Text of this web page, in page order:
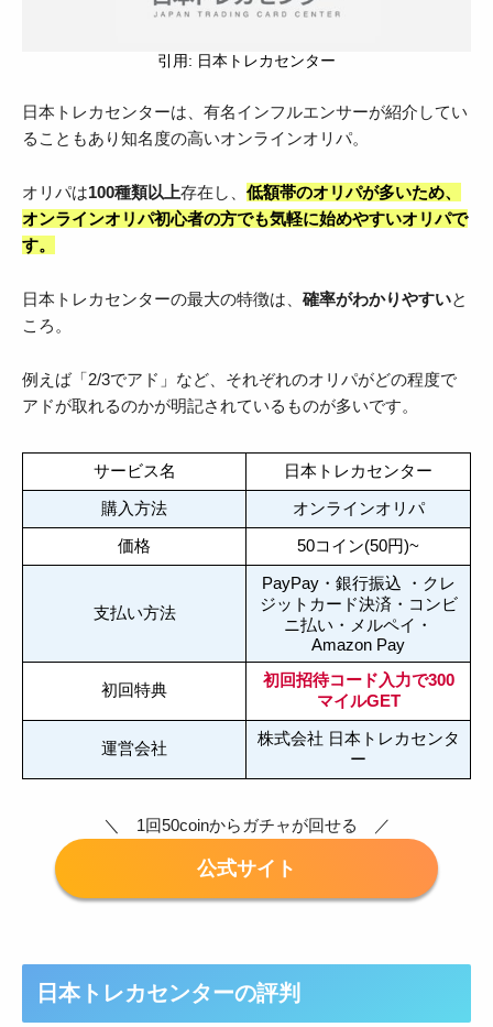
引用: 日本トレカセンター
日本トレカセンターは、有名インフルエンサーが紹介してい
ることもあり知名度の高いオンラインオリパ。
オリパは100種類以上存在し、 低額帯のオリパが多いため、
オンラインオリパ初心者の方でも気軽に始めやすいオリパで
す。
日本トレカセンターの最大の特徴は、 確率がわかりやすいと
ころ。
例えば「2/3でアド」など、それぞれのオリパがどの程度で
アドが取れるのかが明記されているものが多いです。
サービス名 日本トレカセンター
購入方法 オンラインオリパ
価格 50コイン(50円)~
支払い方法
PayPay・銀行振込 ・クレ
ジットカード決済・コンビ
ニ払い・メルペイ・
Amazon Pay
初回特典
初回招待コード入力で300
マイルGET
運営会社
株式会社 日本トレカセンタ
ー
＼ 1回50coinからガチャが回せる ／
日本トレカセンターの評判